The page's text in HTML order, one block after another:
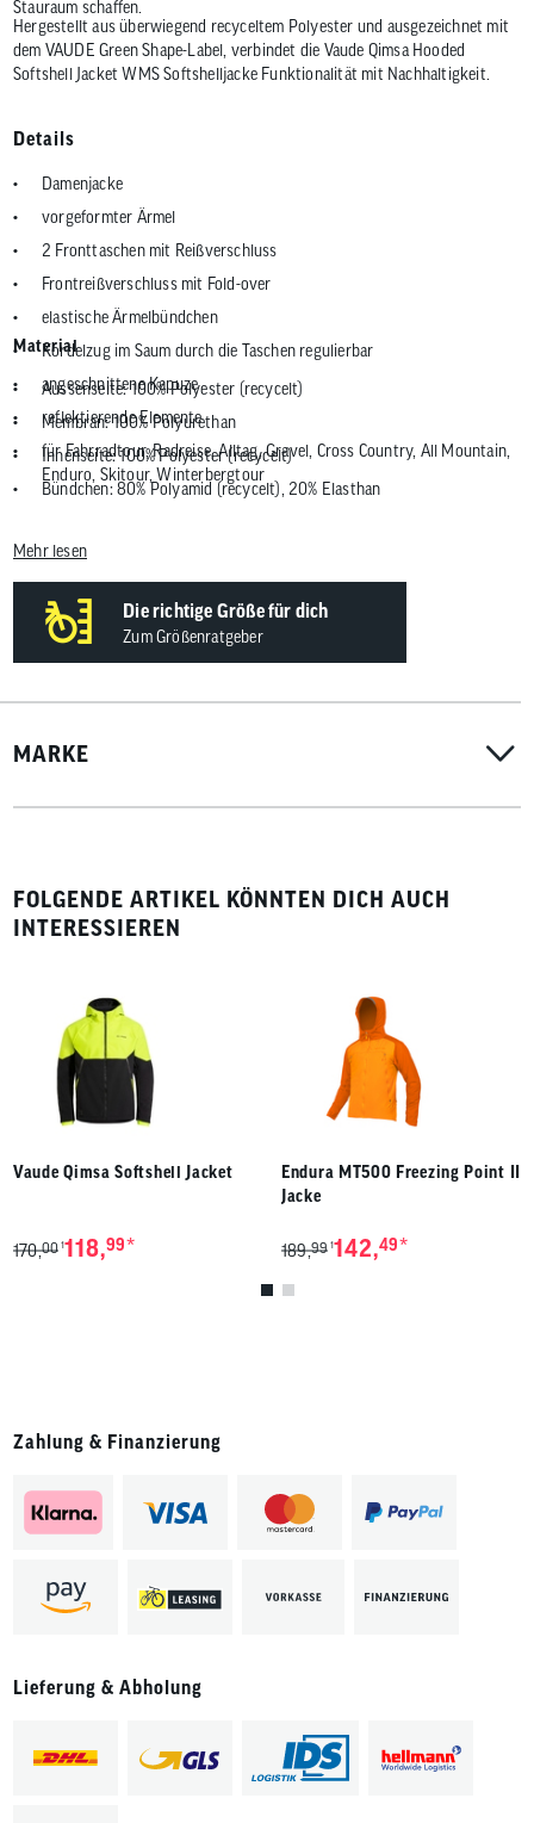
Stauraum schaffen.
Hergestellt aus überwiegend recyceltem Polyester und ausgezeichnet mit
dem VAUDE Green Shape-Label, verbindet die Vaude Qimsa Hooded
Softshell Jacket WMS Softshelljacke Funktionalität mit Nachhaltigkeit.
Details
Damenjacke
vorgeformter Ärmel
2 Fronttaschen mit Reißverschluss
Frontreißverschluss mit Fold-over
elastische Ärmelbündchen
Kordelzug im Saum durch die Taschen regulierbar
angeschnittene Kapuze
reflektierende Elemente
für Fahrradtour, Radreise, Alltag, Gravel, Cross Country, All Mountain,
Enduro, Skitour, Winterbergtour
Material
Aussenseite: 100% Polyester (recycelt)
Membran: 100% Polyurethan
Innenseite: 100% Polyester (recycelt)
Bündchen: 80% Polyamid (recycelt), 20% Elasthan
Mehr lesen
Die richtige Größe für dich
Zum Größenratgeber
MARKE
FOLGENDE ARTIKEL KÖNNTEN DICH AUCH
INTERESSIEREN
Vaude Qimsa Softshell Jacket
170,00 1118,99*
Endura MT500 Freezing Point II
Jacke
189,99 1142,49*
Zahlung & Finanzierung
Lieferung & Abholung